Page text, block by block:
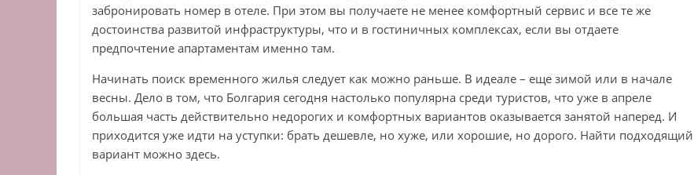
забронировать номер в отеле. При этом вы получаете не менее комфортный сервис и все те же
достоинства развитой инфраструктуры, что и в гостиничных комплексах, если вы отдаете
предпочтение апартаментам именно там.
Начинать поиск временного жилья следует как можно раньше. В идеале – еще зимой или в начале
весны. Дело в том, что Болгария сегодня настолько популярна среди туристов, что уже в апреле
большая часть действительно недорогих и комфортных вариантов оказывается занятой наперед. И
приходится уже идти на уступки: брать дешевле, но хуже, или хорошие, но дорого. Найти подходящий
вариант можно здесь.